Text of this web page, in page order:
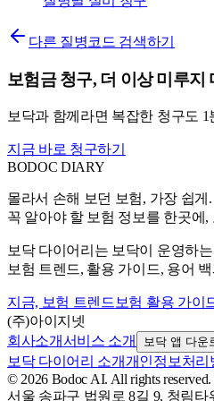
다른 질병코드 검색하기
보험금 청구, 더 이상 미루지
보닥과 함께라면 복잡한 청구도 1
지금 바로 청구하기
BODOCDIARY
몰라서 손해 보던 보험, 가장 쉽게.
꼭 알아야 할 보험 정보를 한곳에,
보닥 다이어리는 보닥이 운영하
보험 트렌드, 활용 가이드, 용어
지금, 보험 트렌드 보험 활용 가이
(주)아이지넷
회사소개서비스 소개 보닥 앱 다운
보닥 다이어리 소개개인정보처리
© 2026 Bodoc AI. All rights reserved.
서울 송파구 법원로 8길 9, 청림타